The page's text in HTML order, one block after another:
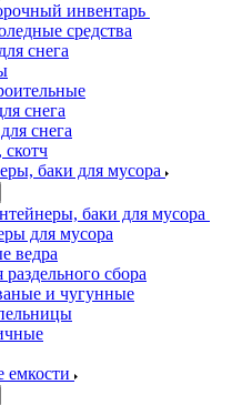
инвентарь
средства
снега
снега
снега
скотч
баки для мусора
баки для мусора
для мусора
ведра
сбора
и чугунные
емкости